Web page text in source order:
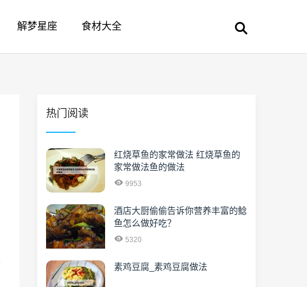
解梦星座 食材大全
热门阅读
红烧草鱼的家常做法 红烧草鱼的
家常做法鱼的做法
9953
酒店大厨偷偷告诉你营养丰富的鲶
鱼怎么做好吃？
5320
素鸡豆腐_素鸡豆腐做法